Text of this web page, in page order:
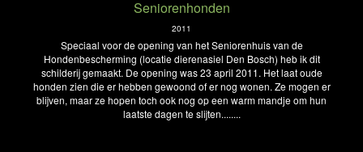
Seniorenhonden
2011
Speciaal voor de opening van het Seniorenhuis van de
Hondenbescherming (locatie dierenasiel Den Bosch) heb ik dit
schilderij gemaakt. De opening was 23 april 2011. Het laat oude
honden zien die er hebben gewoond of er nog wonen. Ze mogen er
blijven, maar ze hopen toch ook nog op een warm mandje om hun
laatste dagen te slijten........